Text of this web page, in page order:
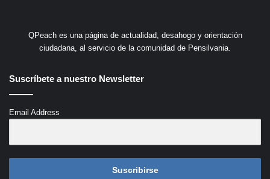
QPeach es una página de actualidad, desahogo y orientación
ciudadana, al servicio de la comunidad de Pensilvania.
Suscríbete a nuestro Newsletter
Email Address
Suscribirse